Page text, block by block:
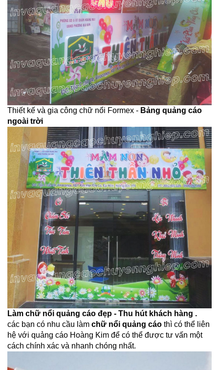
Thiết kế và gia công chữ nổi Formex - Bảng quảng cáo
ngoài trời
Làm chữ nổi quảng cáo đẹp - Thu hút khách hàng .
các bạn có nhu cầu làm chữ nổi quảng cáo thì có thể liên
hệ với quảng cáo Hoàng Kim để có thể được tư vấn một
cách chính xác và nhanh chóng nhất.